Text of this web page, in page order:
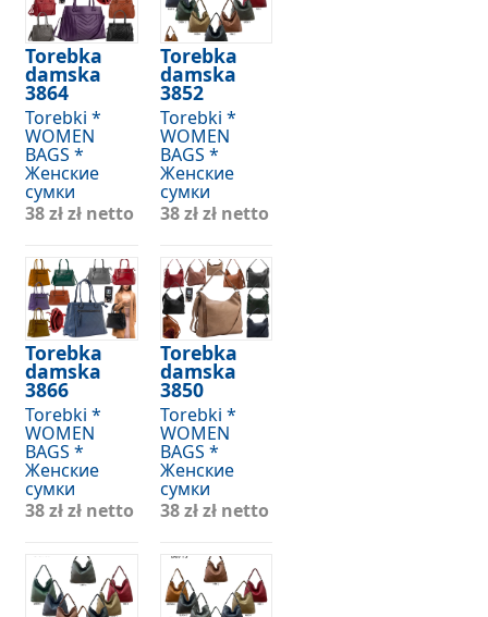
Torebka
damska
3864
Torebki *
WOMEN
BAGS *
Женские
сумки
38 złzł netto
Torebka
damska
3866
Torebki *
WOMEN
BAGS *
Женские
сумки
38 złzł netto
Torebka
damska
3852
Torebki *
WOMEN
BAGS *
Женские
сумки
38 złzł netto
Torebka
damska
3850
Torebki *
WOMEN
BAGS *
Женские
сумки
38 złzł netto